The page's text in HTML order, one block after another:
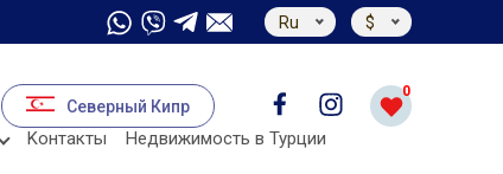
Ru $
Северный Кипр
0
Kонтакты Недвижимость в Турции